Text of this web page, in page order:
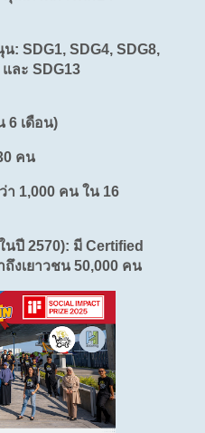
: SDG1, SDG4, SDG8,
และ SDG13
6 เดือน)
คน
า 1,000 คน ใน 16
ปี 2570): มี Certified
งเยาวชน 50,000 คน